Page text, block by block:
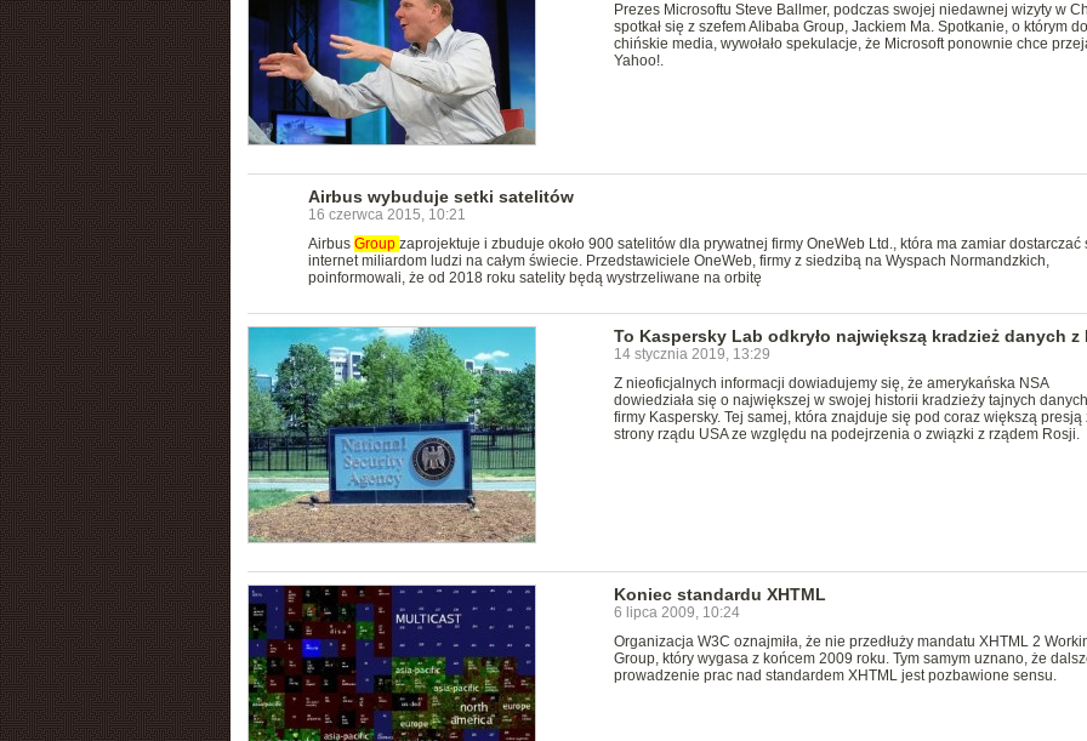
Prezes Microsoftu Steve Ballmer, podczas swojej niedawnej wizyty w
spotkał się z szefem Alibaba Group, Jackiem Ma. Spotkanie, o którym
chińskie media, wywołało spekulacje, że Microsoft ponownie chce
Yahoo!.
Airbus wybuduje setki satelitów
16 czerwca 2015, 10:21
Airbus Group zaprojektuje i zbuduje około 900 satelitów dla prywatnej firmy OneWeb Ltd., która ma zamiar dostarczać
internet miliardom ludzi na całym świecie. Przedstawiciele OneWeb, firmy z siedzibą na Wyspach Normandzkich,
poinformowali, że od 2018 roku satelity będą wystrzeliwane na orbitę
To Kaspersky Lab odkryło największą kradzież danych z
14 stycznia 2019, 13:29
Z nieoficjalnych informacji dowiadujemy się, że amerykańska NSA
dowiedziała się o największej w swojej historii kradzieży tajnych
firmy Kaspersky. Tej samej, która znajduje się pod coraz większą presją
strony rządu USA ze względu na podejrzenia o związki z rządem Rosji.
Koniec standardu XHTML
6 lipca 2009, 10:24
Organizacja W3C oznajmiła, że nie przedłuży mandatu XHTML 2
Group, który wygasa z końcem 2009 roku. Tym samym uznano, że
prowadzenie prac nad standardem XHTML jest pozbawione sensu.